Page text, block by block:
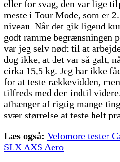
eller for svag, den var lige
meste i Tour Mode, som er
niveau. Når det gik ligeud
godt ramme begrænsningen
var jeg selv nødt til at
dog ikke, at det var så galt,
cirka 15,5 kg. Jeg har ikke
for at teste rækkevidden,
tilfreds med den indtil
afhænger af rigtig mange
svær størrelse at teste helt
Læs også: Velomore tester
SLX AXS Aero